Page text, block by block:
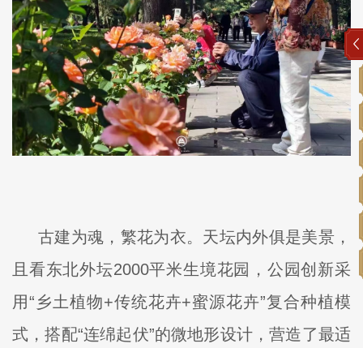
古建为魂，繁花为衣。天坛内外俱是美景，
且看东北外坛2000平米生境花园，公园创新采
用“乡土植物+传统花卉+蜜源花卉”复合种植模
式，搭配“连绵起伏”的微地形设计，营造了最适